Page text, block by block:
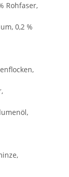
Rohfaser,
0,2 %